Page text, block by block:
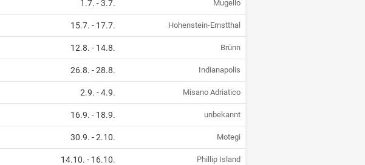
1.7. -3.7. Mugello
15.7. - 17.7. Hohenstein-Ernstthal
12.8. - 14.8. Brünn
26.8. -28.8. Indianapolis
2.9. -4.9. Misano Adriatico
16.9. - 18.9. unbekannt
30.9. -2.10. Motegi
14.10. - 16.10. Phillip Island